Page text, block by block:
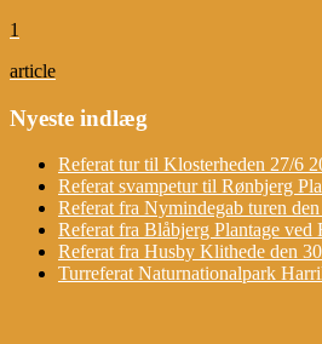
1
article
Nyeste indlæg
Referat tur til Klosterheden 27/6
Referat svampetur til Rønbjerg
Referat fra Nymindegab turen
Referat fra Blåbjerg Plantage ved
Referat fra Husby Klithede den
Turreferat Naturnationalpark